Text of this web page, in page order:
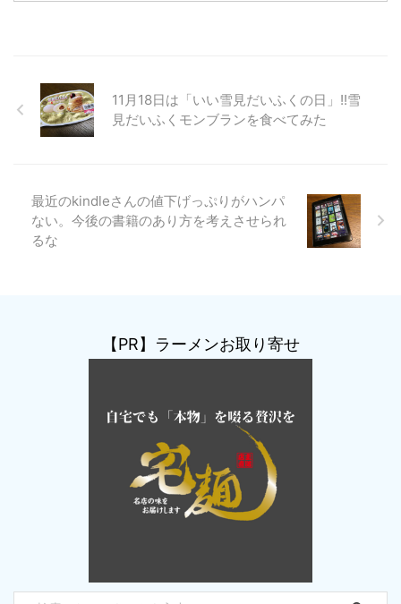
11月18日は「いい雪見だいふくの日」!!雪
見だいふくモンブランを食べてみた
最近のkindleさんの値下げっぷりがハンパ
ない。今後の書籍のあり方を考えさせられ
るな
【PR】ラーメンお取り寄せ